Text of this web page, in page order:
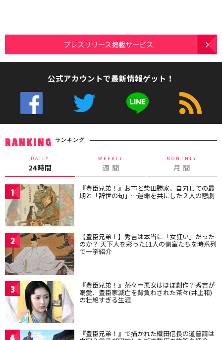
プレスリリース掲載サービス
公式アカウントで最新情報ゲット！
RANKING ランキング
DAILY
24時間
WEEKLY
週 間
MONTHLY
月 間
1 『豊臣兄弟！』お市と柴田勝家、自刃しての最
期と「辞世の句」…運命を共にした２人の悲劇
2 【豊臣兄弟！】秀吉は本当に「女狂い」だった
のか？ 天下人を彩った11人の側室たちを時系列
で一挙紹介
3 『豊臣兄弟！』茶々＝悪女はほぼ創作？秀吉が
溺愛、豊臣家滅亡を背負わされた茶々(井上和)
の壮絶すぎる生涯
『豊臣兄弟！』で描かれた織田信長の道普請は